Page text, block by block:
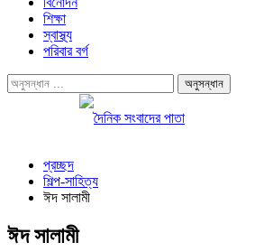
শিক্ষা
স্বাস্থ্য
পরিবার বর্গ
প্রচ্ছদ
শিল্প-সাহিত্য
ঈদ সালামী
ঈদ সালামী